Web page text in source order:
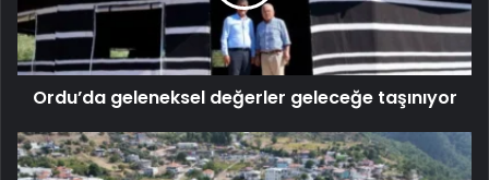
Ordu’da geleneksel değerler geleceğe taşınıyor